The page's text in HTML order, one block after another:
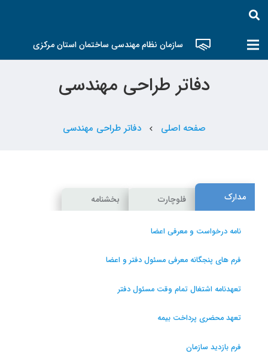
سازمان نظام مهندسی ساختمان استان مرکزی
دفاتر طراحی مهندسی
صفحه اصلی chevron_left دفاتر طراحی مهندسی
مدارک فلوچارت بخشنامه
نامه درخواست و معرفی اعضا
فرم های پنجگانه معرفی مسئول دفتر و اعضا
تعهدنامه اشتغال تمام وقت مسئول دفتر
تعهد محضری پرداخت بیمه
فرم بازدید سازمان